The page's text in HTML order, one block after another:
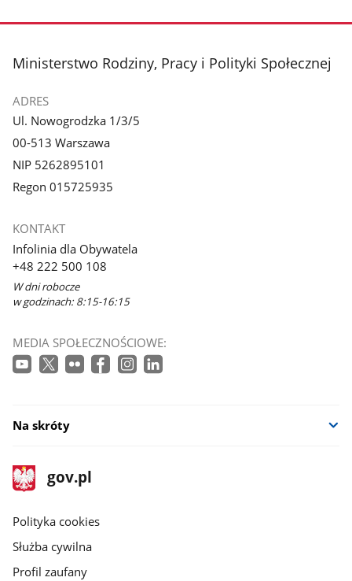
stopka
Ministerstwo Rodziny, Pracy i Polityki Społecznej
ADRES
Ul. Nowogrodzka 1/3/5
00-513 Warszawa
NIP 5262895101
Regon 015725935
KONTAKT
Infolinia dla Obywatela
+48 222 500 108
W dni robocze
w godzinach: 8:15-16:15
MEDIA SPOŁECZNOŚCIOWE:
Na skróty
stopka
gov.pl
Strona
gov.pl
gov.pl
Polityka cookies
Służba cywilna
Profil zaufany